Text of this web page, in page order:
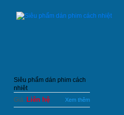
Siêu phẩm dán phim cách
nhiệt
Giá: Liên hệ Xem thêm